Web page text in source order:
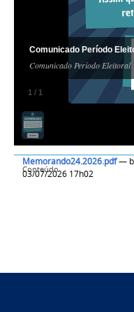
1 / 1
Comunicado Período
Comunicado Período Eleitoral
Conteúdo
Memorando24.2026.pdf—
03/07/2026 17h02